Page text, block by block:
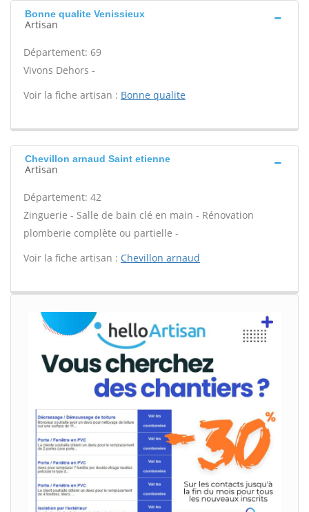
Bonne qualite Venissieux
Artisan
Département: 69
Vivons Dehors -
Voir la fiche artisan : Bonne qualite
Chevillon arnaud Saint etienne
Artisan
Département: 42
Zinguerie - Salle de bain clé en main - Rénovation
plomberie complète ou partielle -
Voir la fiche artisan : Chevillon arnaud